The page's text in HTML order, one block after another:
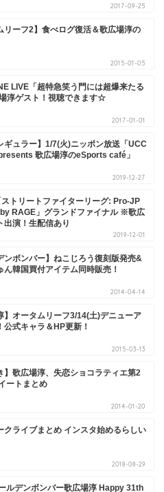
2017-09-25
リーフ2】食べログ復活＆歌広場淳の
2015-01-05
LIVE「超特急笑う門には超爆来たる
淳ゲスト！視聴できます☆
2017-01-01
ギュラー】1/7(火)ニッポン放送「UCC
歌広場淳のeSports café」
2019-12-27
トリートファイターリーグ: Pro-JP
RAGE」グランドファイナル ※歌広
出演！生配信あり
2019-12-01
ンボンバー】ねこじろう復刻版発売&
ん韓国買付アイテム同時販売！
2014-04-14
】オータムリーフ3/14(土)デニューア
公式キャラ＆HP更新！
2015-03-13
】歌広場淳、失恋ショコラティエ第2
ートまとめ
2014-01-20
クライブまとめ インスタ始めるらしい
2018-08-29
ルデンボンバー歌広場淳 Happy 31th